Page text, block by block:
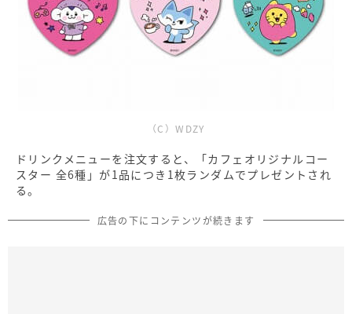
（C）WDZY
ドリンクメニューを注文すると、「カフェオリジナルコー
スター 全6種」が1品につき1枚ランダムでプレゼントされ
る。
広告の下にコンテンツが続きます